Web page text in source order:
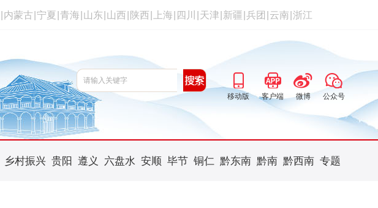
内蒙古 宁夏 青海 山东 山西 陕西 上海 四川 天津 新疆 兵团 云南 浙江
移动版 客户端 微博 公众号
乡村振兴 贵阳 遵义 六盘水 安顺 毕节 铜仁 黔东南 黔南 黔西南 专题